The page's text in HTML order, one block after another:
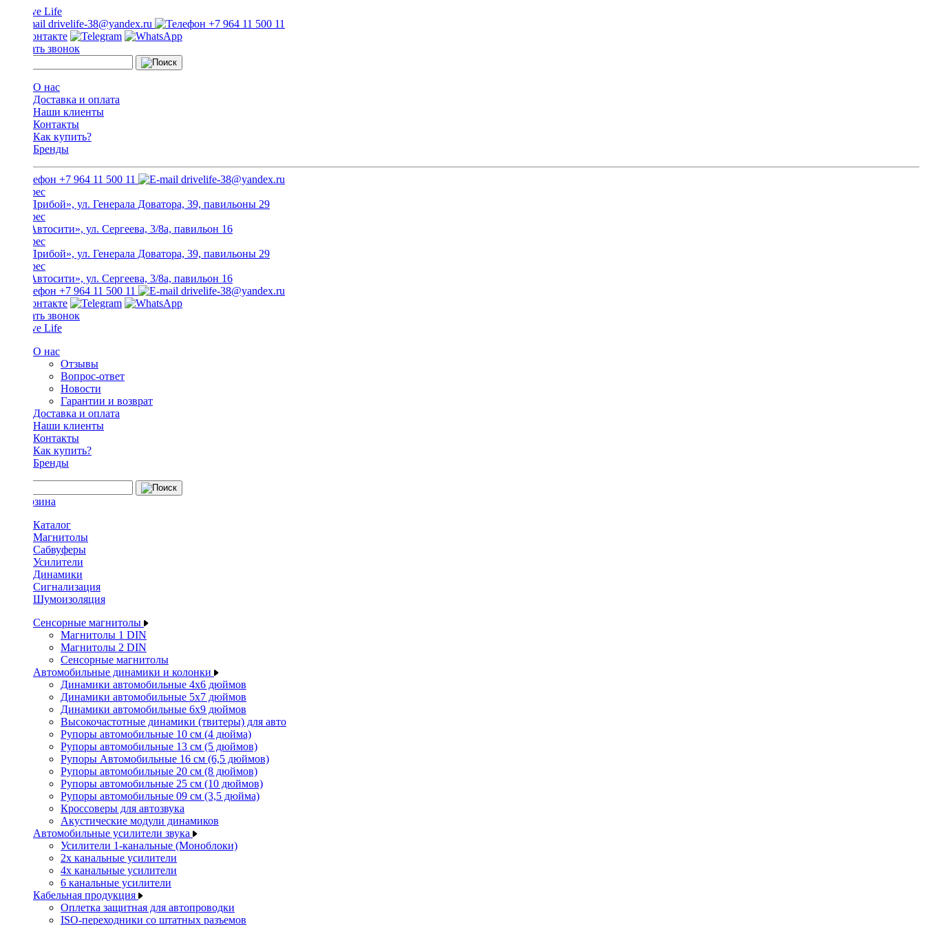
drivelife-38@yandex.ru +7 964 11 500 11
Заказать звонок
О нас
Доставка и оплата
Наши клиенты
Контакты
Как купить?
Бренды
+7 964 11 500 11 drivelife-38@yandex.ru
ТЦ «Прибой», ул. Генерала Доватора, 39, павильоны 29
ТЦ «Автосити», ул. Сергеева, 3/8а, павильон 16
ТЦ «Прибой», ул. Генерала Доватора, 39, павильоны 29
ТЦ «Автосити», ул. Сергеева, 3/8а, павильон 16
+7 964 11 500 11
drivelife-38@yandex.ru
Заказать звонок
О нас
Отзывы
Вопрос-ответ
Новости
Гарантии и возврат
Доставка и оплата
Наши клиенты
Контакты
Как купить?
Бренды
Каталог
Магнитолы
Сабвуферы
Усилители
Динамики
Сигнализация
Шумоизоляция
Сенсорные магнитолы
Магнитолы 1 DIN
Магнитолы 2 DIN
Сенсорные магнитолы
Автомобильные динамики и колонки
Динамики автомобильные 4x6 дюймов
Динамики автомобильные 5x7 дюймов
Динамики автомобильные 6x9 дюймов
Высокочастотные динамики (твитеры) для авто
Рупоры автомобильные 10 см (4 дюйма)
Рупоры автомобильные 13 см (5 дюймов)
Рупоры Автомобильные 16 см (6,5 дюймов)
Рупоры автомобильные 20 см (8 дюймов)
Рупоры автомобильные 25 см (10 дюймов)
Рупоры автомобильные 09 см (3,5 дюйма)
Кроссоверы для автозвука
Акустические модули динамиков
Автомобильные усилители звука
Усилители 1-канальные (Моноблоки)
2х канальные усилители
4х канальные усилители
6 канальные усилители
Кабельная продукция
Оплетка защитная для автопроводки
ISO-переходники со штатных разъемов